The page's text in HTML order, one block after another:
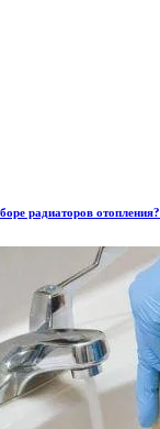
радиаторов отопления?